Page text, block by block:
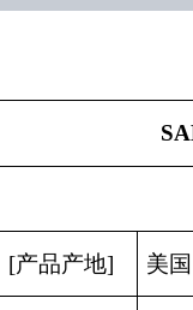
[产品产地] 美国